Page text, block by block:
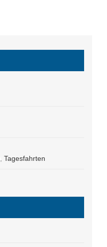
, Tagesfahrten